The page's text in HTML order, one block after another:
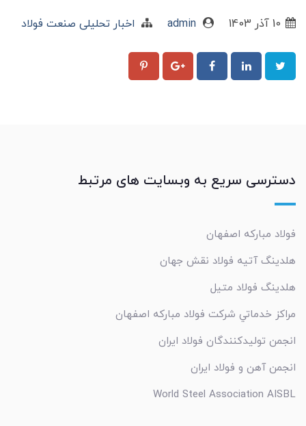
admin اخبار تحلیلی صنعت فولاد
دسترسی سریع به وبسایت های مرتبط
فولاد مبارکه اصفهان
هلدینگ آتیه فولاد نقش جهان
هلدینگ فولاد متیل
مراکز خدماتي شرکت فولاد مبارکه اصفهان
انجمن تولیدکنندگان فولاد ایران
انجمن آهن و فولاد ایران
World Steel Association AISBL